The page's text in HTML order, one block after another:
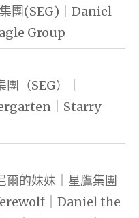
團(SEG)｜Daniel
Group
（SEG）｜
｜Starry
爾的妹妹｜星鷹集團
｜Daniel the